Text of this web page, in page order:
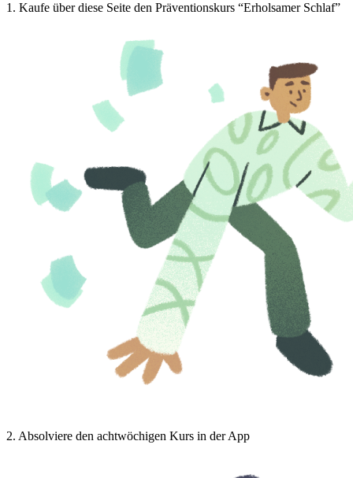
1. Kaufe über diese Seite den Präventionskurs “Erholsamer Schlaf”
2. Absolviere den achtwöchigen Kurs in der App